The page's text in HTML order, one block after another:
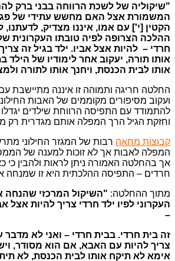
"שיקוליה של לשכת הרווחה בבני ברק
המשמורת אצל האם מחשש עתידי של
הקטין [י'] עם אמו, איננו מצדיק,
ההלכה הצרופה לפיה טובתו העקרונית
חרדי – להיות אצל אביו. ילד בגיל זה
אותו תורה, יעקוב אחר לימודיו של הילד
אותו לבית הכנסת, ויחנך אותו לתורה
החלטה חריגה ותמוהה זו איננה מתיישבת
ועקוב מסיפורים מקוממים של האבות
להתמודד עם התפיסה הרווחת שילדים
וחזקת הגיל הרך המפלה אותם מגדרית רק
קבוצות מחאה רבות של המגזר החילוני
המפלה לאבות אך לא זוכות למענה של
אך בהחלטה האמורה ניתן לראות ולהבין כי
חרדים – התפיסה ההלכתית היא זו שמנחה
מתוך ההחלטה: "השיקול המרכזי שהנחה
העקרוני לפיו ילד חרדי צריך להיות אצל
–
זה בית חרדי. בבית חרדי – ואני לא מדבר
צריך להיות עם האבא, אם הוא מסודר,
אימא לא תיקח אותו לבית הכנסת, לא